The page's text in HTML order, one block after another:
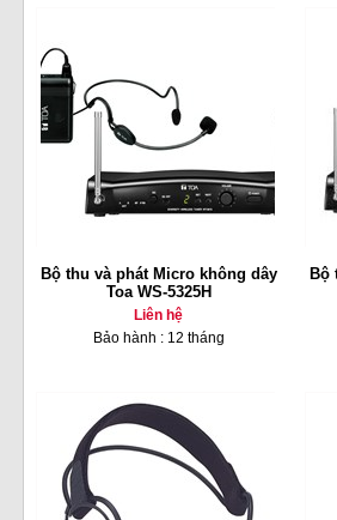
Bộ thu và phát Micro không dây
Toa WS-5325H
Liên hệ
Bảo hành : 12 tháng
Bộ